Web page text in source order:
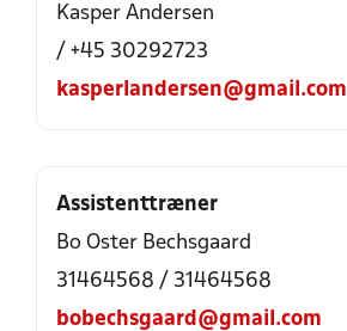
Kasper Andersen
/ +45 30292723
kasperlandersen@gmail.com
Assistenttræner
Bo Oster Bechsgaard
31464568 / 31464568
bobechsgaard@gmail.com